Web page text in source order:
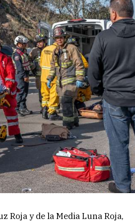
Roja y de la Media Luna Roja,